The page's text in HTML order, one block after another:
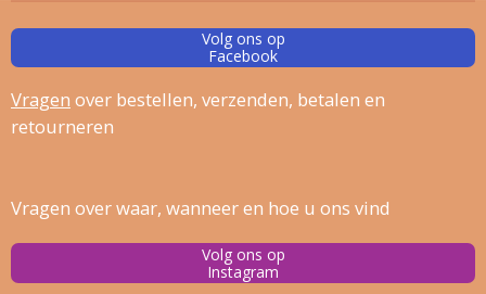
Volg ons op
Facebook
Vragen over bestellen, verzenden, betalen en
retourneren
Vragen over waar, wanneer en hoe u ons vind
Volg ons op
Instagram